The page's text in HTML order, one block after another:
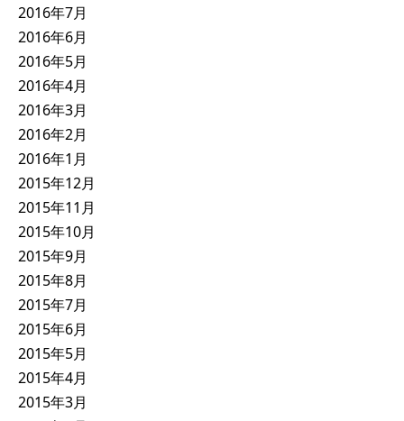
2016年7月
2016年6月
2016年5月
2016年4月
2016年3月
2016年2月
2016年1月
2015年12月
2015年11月
2015年10月
2015年9月
2015年8月
2015年7月
2015年6月
2015年5月
2015年4月
2015年3月